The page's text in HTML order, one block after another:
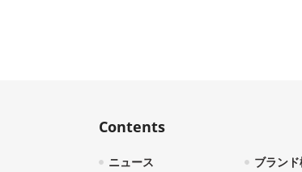
Contents
ニュース
ブラン